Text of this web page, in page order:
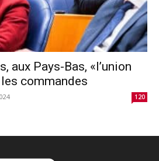
aux Pays-Bas, «l’union
commandes
120